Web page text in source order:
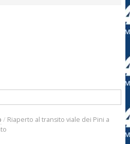
/ Riaperto al transito viale dei Pini a